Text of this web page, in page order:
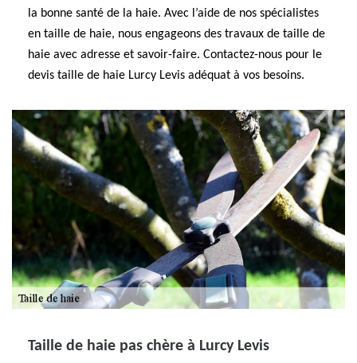
la bonne santé de la haie. Avec l’aide de nos spécialistes
en taille de haie, nous engageons des travaux de taille de
haie avec adresse et savoir-faire. Contactez-nous pour le
devis taille de haie Lurcy Levis adéquat à vos besoins.
Taille de haie pas chère à Lurcy Levis